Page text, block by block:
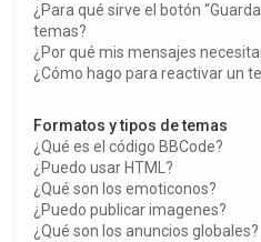
¿Para qué sirve el botón
temas?
¿Por qué mis mensajes
¿Cómo hago para reactivar un
Formatos y tipos de temas
¿Qué es el código BBCode?
¿Puedo usar HTML?
¿Qué son los emoticonos?
¿Puedo publicar imagenes?
¿Qué son los anuncios globales?